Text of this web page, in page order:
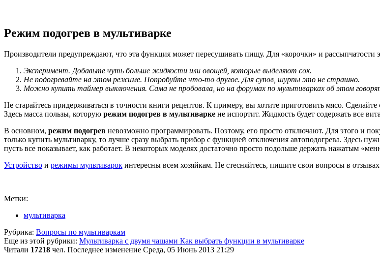
Режим подогрев в мультиварке
Производители предупреждают, что эта функция может пересушивать пищу. Для «корочки» и рассыпчатости
Эксперимент. Добавьте чуть больше жидкости или овощей, которые выделяют сок.
Не подогревайте на этом режиме. Попробуйте что-то другое. Для супов, шурпы это не страшно.
Можно купить таймер выключения. Сама не пробовала, но на форумах по мультиварках об этом
Не старайтесь придерживаться в точности книги рецептов. К примеру, вы хотите приготовить мясо.
Здесь масса пользы, которую режим подогрев в мультиварке не испортит. Жидкость будет содержать все
В основном, режим подогрев невозможно программировать. Поэтому, его просто отключают. Для этого и
только купить мультиварку, то лучше сразу выбрать прибор с функцией отключения автоподогрева. Здесь
пусть все показывает, как работает. В некоторых моделях достаточно просто подольше держать нажатым
Устройство и режимы мультиварок интересны всем хозяйкам. Не стесняйтесь, пишите свои вопросы в
Метки:
мультиварка
Рубрика: Вопросы по мультиваркам
Еще из этой рубрики: Мультиварка с двумя чашами Как выбрать функции в мультиварке
Читали 17218 чел. Последнее изменение Среда, 05 Июнь 2013 21:29